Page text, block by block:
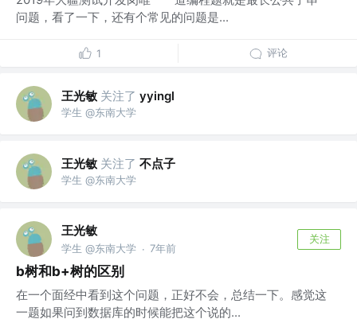
问题，看了一下，还有个常见的问题是...
1 评论
王光敏 关注了 yyingl
学生 @东南大学
王光敏 关注了 不点子
学生 @东南大学
王光敏
学生 @东南大学 · 7年前
关注
b树和b+树的区别
在一个面经中看到这个问题，正好不会，总结一下。感觉这
一题如果问到数据库的时候能把这个说的...